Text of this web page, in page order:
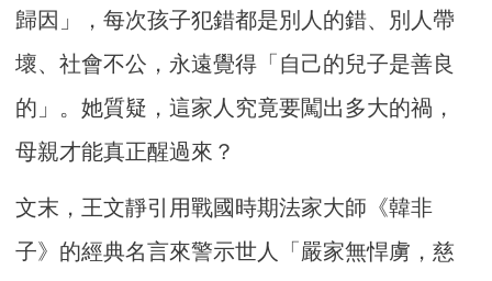
歸因」，每次孩子犯錯都是別人的錯、別人帶
壞、社會不公，永遠覺得「自己的兒子是善良
的」。她質疑，這家人究竟要闖出多大的禍，
母親才能真正醒過來？
文末，王文靜引用戰國時期法家大師《韓非
子》的經典名言來警示世人「嚴家無悍虜，慈